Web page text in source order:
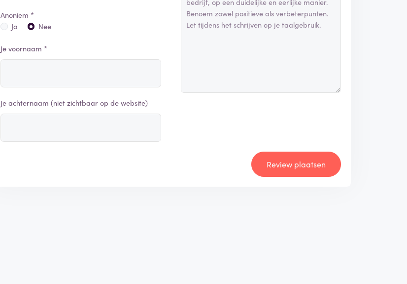
Anoniem *
Ja
Nee
Je voornaam *
Je achternaam (niet zichtbaar op de website)
Review plaatsen